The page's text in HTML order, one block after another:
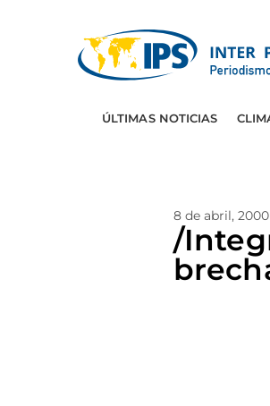
ÚLTIMAS NOTICIAS
8 de abril, 2000
/